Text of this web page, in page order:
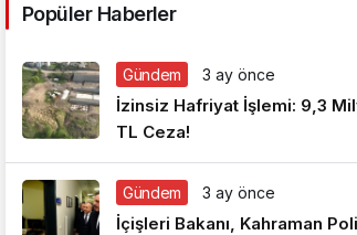
Gündüz Modu
Gündüz modunu seçin.
Gece Modu
Gece modunu seçin.
Popüler Haberler
Gündem 3 ay önce
İzinsiz Hafriyat İşlemi: 9,3
TL Ceza!
Gündem 3 ay önce
İçişleri Bakanı, Kahraman